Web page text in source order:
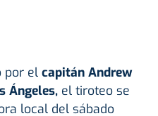
por el capitán Andrew
Ángeles, el tiroteo se
local del sábado